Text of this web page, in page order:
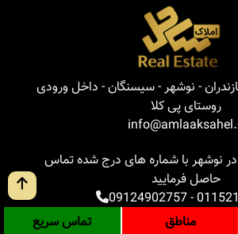
- نوشهر - سیسنگان - داخل ورودی
روستای پی کلا
نوشهر با شماره های درج شده تماس
حاصل فرمایید
-
09124902757
مناطق تماس سریع